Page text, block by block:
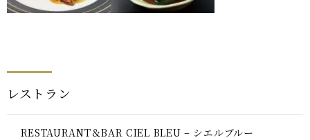
レストラン
RESTAURANT＆BAR CIEL BLEU – シエルブルー